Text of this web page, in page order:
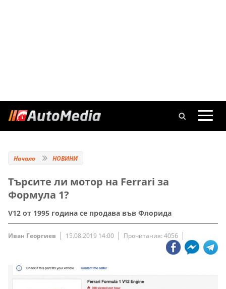
Начало НОВИНИ
Търсите ли мотор на Ferrari за
Формула 1?
V12 от 1995 година се продава във Флорида
Иван Георгиев 15.08.2019 14:00 Прочитания: 4056